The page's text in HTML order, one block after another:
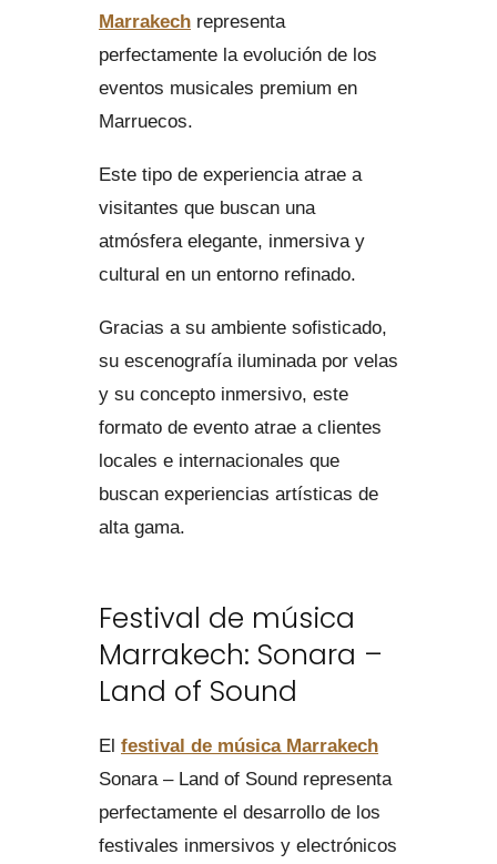
Marrakech representa
perfectamente la evolución de los
eventos musicales premium en
Marruecos.
Este tipo de experiencia atrae a
visitantes que buscan una
atmósfera elegante, inmersiva y
cultural en un entorno refinado.
Gracias a su ambiente sofisticado,
su escenografía iluminada por velas
y su concepto inmersivo, este
formato de evento atrae a clientes
locales e internacionales que
buscan experiencias artísticas de
alta gama.
Festival de música
Marrakech: Sonara –
Land of Sound
El festival de música Marrakech
Sonara – Land of Sound representa
perfectamente el desarrollo de los
festivales inmersivos y electrónicos